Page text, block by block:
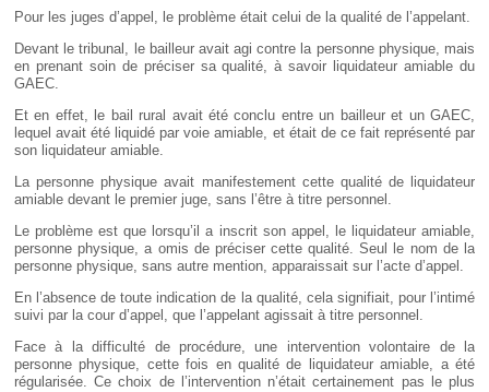
Pour les juges d’appel, le problème était celui de la qualité de l’appelant.
Devant le tribunal, le bailleur avait agi contre la personne physique, mais
en prenant soin de préciser sa qualité, à savoir liquidateur amiable du
GAEC.
Et en effet, le bail rural avait été conclu entre un bailleur et un GAEC,
lequel avait été liquidé par voie amiable, et était de ce fait représenté par
son liquidateur amiable.
La personne physique avait manifestement cette qualité de liquidateur
amiable devant le premier juge, sans l’être à titre personnel.
Le problème est que lorsqu’il a inscrit son appel, le liquidateur amiable,
personne physique, a omis de préciser cette qualité. Seul le nom de la
personne physique, sans autre mention, apparaissait sur l’acte d’appel.
En l’absence de toute indication de la qualité, cela signifiait, pour l’intimé
suivi par la cour d’appel, que l’appelant agissait à titre personnel.
Face à la difficulté de procédure, une intervention volontaire de la
personne physique, cette fois en qualité de liquidateur amiable, a été
régularisée. Ce choix de l’intervention n’était certainement pas le plus